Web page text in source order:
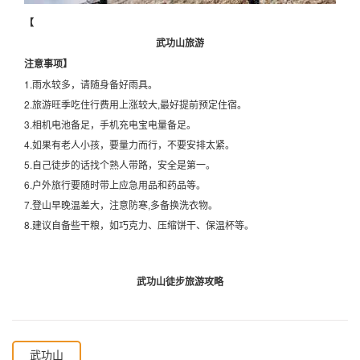
【
武功山旅游
注意事项】
1.雨水较多，请随身备好雨具。
2.旅游旺季吃住行费用上涨较大,最好提前预定住宿。
3.相机电池备足，手机充电宝电量备足。
4.如果有老人小孩，要量力而行，不要安排太紧。
5.自己徒步的话找个熟人带路，安全是第一。
6.户外旅行要随时带上应急用品和药品等。
7.登山早晚温差大，注意防寒,多备换洗衣物。
8.建议自备些干粮，如巧克力、压缩饼干、保温杯等。
武功山徒步旅游攻略
武功山